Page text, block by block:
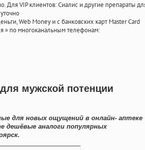
Для VIP клиентов: Сиалис и другие препараты
Web Money и с банковских карт Master Card
» по многоканальным телефонам:
мужской потенции
для новых ощущений в онлайн- аптеке
дешёвые аналоги популярных